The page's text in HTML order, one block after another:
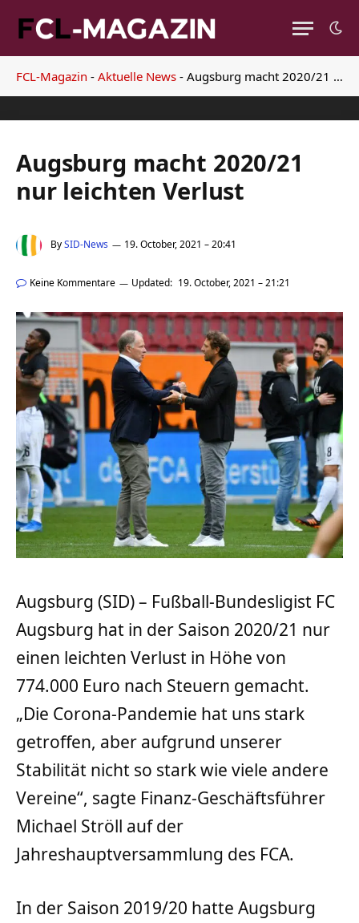
FCL-Magazin - Aktuelle News - Augsburg macht 2020/21 nur leichten Verlust
Augsburg macht 2020/21
nur leichten Verlust
BySID-News 19. October, 2021 – 20:41
Keine Kommentare Updated: 19. October, 2021 – 21:21
Augsburg (SID) – Fußball-Bundesligist FC
Augsburg hat in der Saison 2020/21 nur
einen leichten Verlust in Höhe von
774.000 Euro nach Steuern gemacht.
„Die Corona-Pandemie hat uns stark
getroffen, aber aufgrund unserer
Stabilität nicht so stark wie viele andere
Vereine“, sagte Finanz-Geschäftsführer
Michael Ströll auf der
Jahreshauptversammlung des FCA.
In der Saison 2019/20 hatte Augsburg